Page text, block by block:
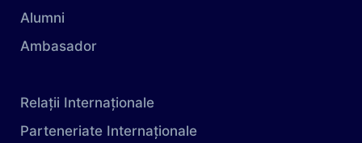
Alumni
Ambasador
Relații Internaționale
Parteneriate Internaționale